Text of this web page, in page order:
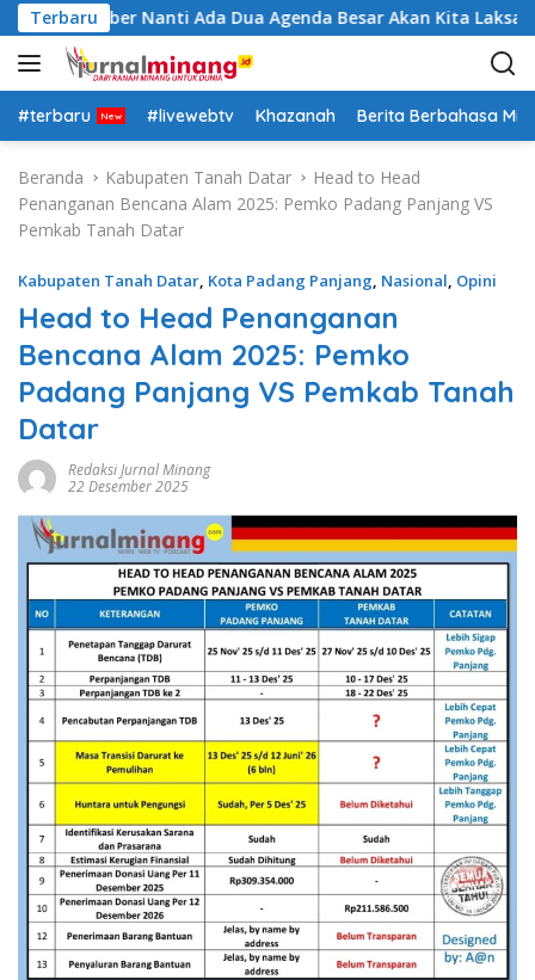
a
g
u
TerbaruNanti Ada Dua Agenda Besar Akan Kita Laksanakan
#terbaru #livewebtv Khazanah Berita Berbahasa
Beranda Kabupaten Tanah Datar
Head to Head
Penanganan Bencana Alam 2025: Pemko Padang Panjang VS
Pemkab Tanah Datar
Kabupaten Tanah Datar, Kota Padang Panjang, Nasional, Opini
Head to Head Penanganan
Bencana Alam 2025: Pemko
Padang Panjang VS Pemkab Tanah
Datar
Redaksi Jurnal Minang
22 Desember 2025